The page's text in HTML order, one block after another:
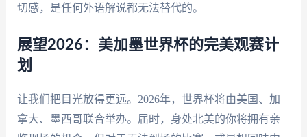
切感，是任何外语解说都无法替代的。
展望2026：美加墨世界杯的完美观赛计
划
让我们把目光放得更远。2026年，世界杯将由美国、加
拿大、墨西哥联合举办。届时，身处北美的你将拥有亲